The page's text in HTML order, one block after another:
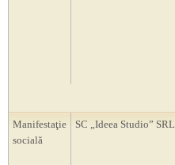
Manifestaţie
socială
SC „Ideea Studio” SRL